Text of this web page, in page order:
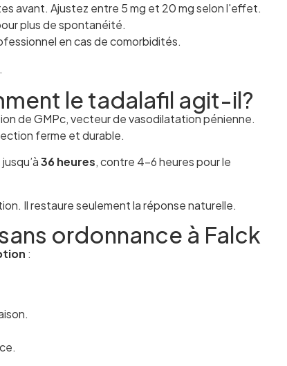
avant. Ajustez entre 5 mg et 20 mg selon l'effet.
plus de spontanéité.
en cas de comorbidités.
.
le tadalafil agit-il?
de GMPc, vecteur de vasodilatation pénienne.
ferme et durable.
36 heures, contre 4–6 heures pour le
Il restaure seulement la réponse naturelle.
ordonnance à Falck
: